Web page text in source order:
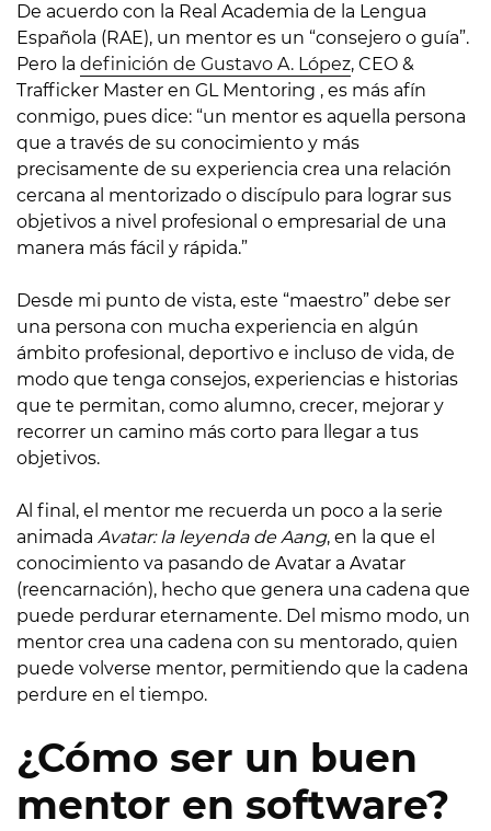
De acuerdo con la Real Academia de la Lengua
Española (RAE), un mentor es un “consejero o guía”.
Pero la definición de Gustavo A. López, CEO &
Trafficker Master en GL Mentoring , es más afín
conmigo, pues dice: “un mentor es aquella persona
que a través de su conocimiento y más
precisamente de su experiencia crea una relación
cercana al mentorizado o discípulo para lograr sus
objetivos a nivel profesional o empresarial de una
manera más fácil y rápida.”
Desde mi punto de vista, este “maestro” debe ser
una persona con mucha experiencia en algún
ámbito profesional, deportivo e incluso de vida, de
modo que tenga consejos, experiencias e historias
que te permitan, como alumno, crecer, mejorar y
recorrer un camino más corto para llegar a tus
objetivos.
Al final, el mentor me recuerda un poco a la serie
animada Avatar: la leyenda de Aang, en la que el
conocimiento va pasando de Avatar a Avatar
(reencarnación), hecho que genera una cadena que
puede perdurar eternamente. Del mismo modo, un
mentor crea una cadena con su mentorado, quien
puede volverse mentor, permitiendo que la cadena
perdure en el tiempo.
¿Cómo ser un buen
mentor en software?